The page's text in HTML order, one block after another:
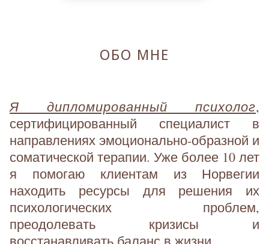
ОБО МНЕ
Я дипломированный психолог,
сертифицированный специалист в
направлениях эмоционально-образной и
соматической терапии. Уже более 10 лет
я помогаю клиентам из Норвегии
находить ресурсы для решения их
психологических проблем,
преодолевать кризисы и
восстанавливать баланс в жизни.